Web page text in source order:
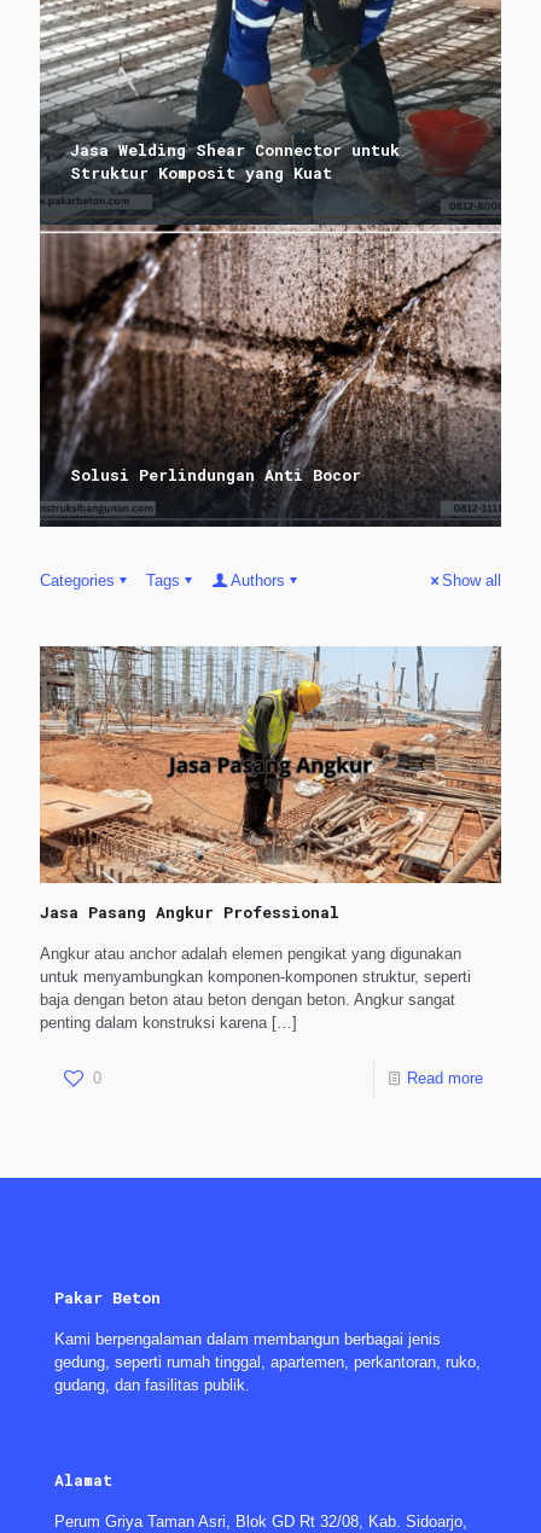
Jasa Welding Shear Connector untuk
Struktur Komposit yang Kuat
Solusi Perlindungan Anti Bocor
Categories Tags Authors Show all
Jasa Pasang Angkur Professional
Angkur atau anchor adalah elemen pengikat yang digunakan
untuk menyambungkan komponen-komponen struktur, seperti
baja dengan beton atau beton dengan beton. Angkur sangat
penting dalam konstruksi karena[…]
0 Read more
Pakar Beton
Kami berpengalaman dalam membangun berbagai jenis
gedung, seperti rumah tinggal, apartemen, perkantoran, ruko,
gudang, dan fasilitas publik.
Alamat
Perum Griya Taman Asri, Blok GD Rt 32/08, Kab. Sidoarjo,